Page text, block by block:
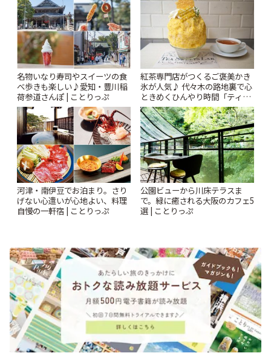
名物いなり寿司やスイーツの食
べ歩きも楽しい♪愛知・豊川稲
荷参道さんぽ | ことりっぷ
紅茶専門店がつくるご褒美かき
氷が人気♪ 代々木の路地裏で心
ときめくひんやり時間「ティー
スイーツ ラボ コンテナート」 |
ことりっぷ
河津・南伊豆でお泊まり。さり
げない心遣いが心地よい、料理
自慢の一軒宿 | ことりっぷ
公園ビューから川床テラスま
で。緑に癒される大阪のカフェ5
選 | ことりっぷ